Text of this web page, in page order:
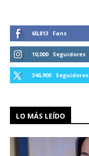
60,813 Fans
10,000 Seguidores
346,900 Seguidores
LO MÁS LEÍDO